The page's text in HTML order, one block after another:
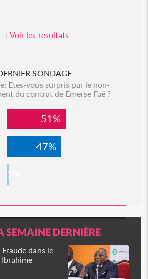
+ Voir les resultats
SONDAGE
Etes-vous surpris par le non-
du contrat de Emerse Faé ?
51%
47%
2%
SEMAINE DERNIÈRE
dans le